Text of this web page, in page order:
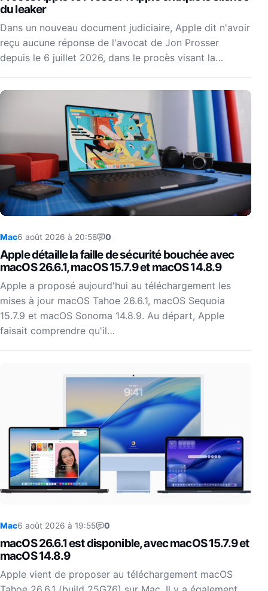
du leaker
Dans un nouveau document judiciaire, Apple dit n'avoir
reçu aucune réponse de l'avocat de Jon Prosser
depuis le 6 juillet 2026, dans le procès visant la…
Mac6 août 2026 à 20:58 0
Apple détaille la faille de sécurité bouchée avec
macOS 26.6.1, macOS 15.7.9 et macOS 14.8.9
Apple a proposé aujourd'hui au téléchargement les
mises à jour macOS Tahoe 26.6.1, macOS Sequoia
15.7.9 et macOS Sonoma 14.8.9. Au départ, Apple
faisait comprendre qu'il…
Mac6 août 2026 à 19:55 0
macOS 26.6.1 est disponible, avec macOS 15.7.9 et
macOS 14.8.9
Apple vient de proposer au téléchargement macOS